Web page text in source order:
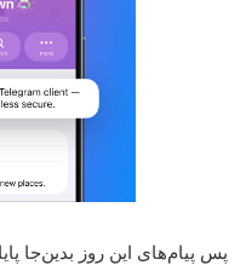
پس پیام‌های این روز بدین‌جا